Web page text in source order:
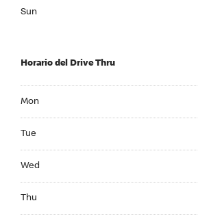
Sun
Horario del Drive Thru
Mon
Tue
Wed
Thu